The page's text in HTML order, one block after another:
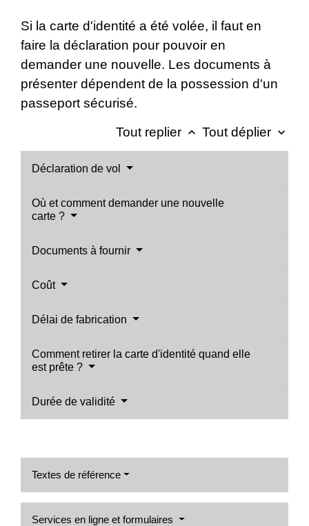
Si la carte d'identité a été volée, il faut en
faire la déclaration pour pouvoir en
demander une nouvelle. Les documents à
présenter dépendent de la possession d'un
passeport sécurisé.
Tout replier keyboard_arrow_up Tout déplier keyboard_arrow_down
Déclaration de vol
Où et comment demander une nouvelle
carte ?
Documents à fournir
Coût
Délai de fabrication
Comment retirer la carte d'identité quand elle
est prête ?
Durée de validité
Textes de référence
Services en ligne et formulaires